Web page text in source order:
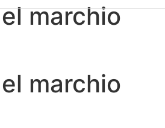
marchio
marchio